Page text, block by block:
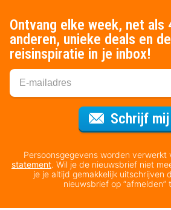
Ontvang elke week, net als
anderen, unieke deals en
reisinspiratie in je inbox!
Schrijf
Persoonsgegevens worden verwerkt
statement. Wil je de nieuwsbrief niet
je je altijd gemakkelijk uitschrijven
nieuwsbrief op “afmelden”